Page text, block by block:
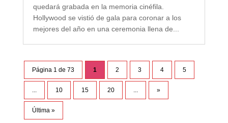
quedará grabada en la memoria cinéfila.
Hollywood se vistió de gala para coronar a los
mejores del año en una ceremonia llena de...
Página 1 de 73 1 2 3 4 5
10 15 20 »
Última »